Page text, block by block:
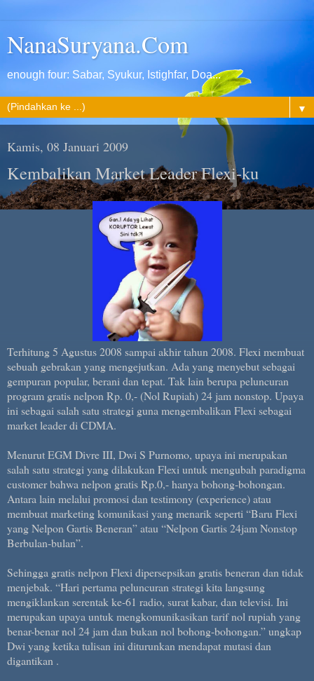
NanaSuryana.Com
enough four: Sabar, Syukur, Istighfar, Doa...
▼
Kamis, 08 Januari 2009
Kembalikan Market Leader Flexi-ku
Terhitung 5 Agustus 2008 sampai akhir tahun 2008. Flexi membuat
sebuah gebrakan yang mengejutkan. Ada yang menyebut sebagai
gempuran popular, berani dan tepat. Tak lain berupa peluncuran
program gratis nelpon Rp. 0,- (Nol Rupiah) 24 jam nonstop. Upaya
ini sebagai salah satu strategi guna mengembalikan Flexi sebagai
market leader di CDMA.
Menurut EGM Divre III, Dwi S Purnomo, upaya ini merupakan
salah satu strategi yang dilakukan Flexi untuk mengubah paradigma
customer bahwa nelpon gratis Rp.0,- hanya bohong-bohongan.
Antara lain melalui promosi dan testimony (experience) atau
membuat marketing komunikasi yang menarik seperti “Baru Flexi
yang Nelpon Gartis Beneran” atau “Nelpon Gartis 24jam Nonstop
Berbulan-bulan”.
Sehingga gratis nelpon Flexi dipersepsikan gratis beneran dan tidak
menjebak. “Hari pertama peluncuran strategi kita langsung
mengiklankan serentak ke-61 radio, surat kabar, dan televisi. Ini
merupakan upaya untuk mengkomunikasikan tarif nol rupiah yang
benar-benar nol 24 jam dan bukan nol bohong-bohongan.” ungkap
Dwi yang ketika tulisan ini diturunkan mendapat mutasi dan
digantikan .